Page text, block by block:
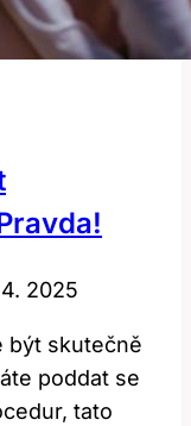
2025
být skutečně
poddat se
tato